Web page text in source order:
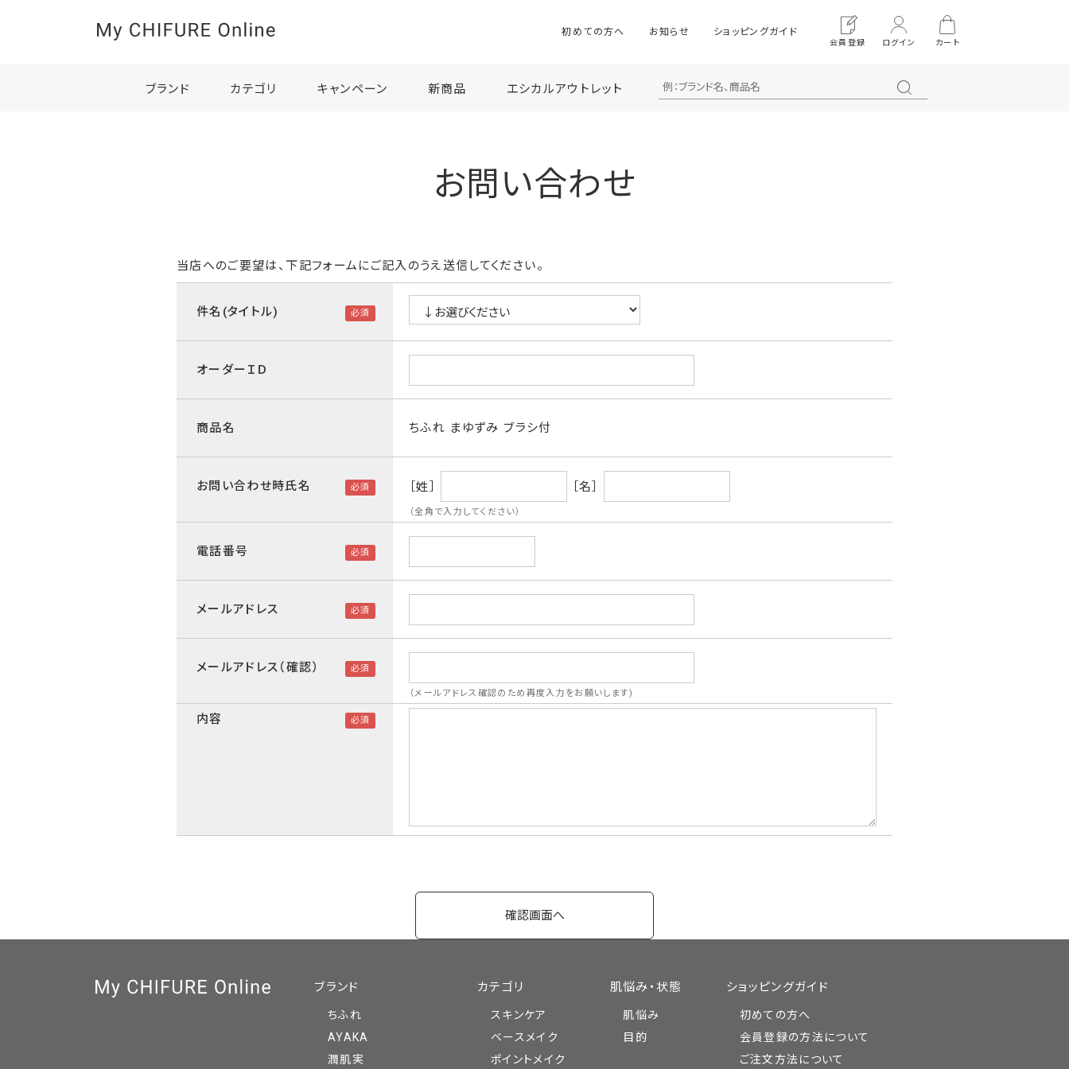
初めての方へ お知らせ ショッピングガイド
会員登録 ログイン カート
ブランド カテゴリ キャンペーン 新商品 エシカルアウトレット
お問い合わせ
当店へのご要望は、下記フォームにご記入のうえ送信してください。
件名(タイトル)
オーダーＩＤ
商品名 ちふれ まゆずみ ブラシ付
お問い合わせ時氏名 ［姓］ ［名］
（全角で入力してください）
電話番号
メールアドレス
メールアドレス（確認）
（メールアドレス確認のため再度入力をお願いします)
内容
ブランド
ちふれ
AYAKA
潤肌実
カテゴリ
スキンケア
ベースメイク
ポイントメイク
肌悩み・状態
肌悩み
目的
ショッピングガイド
初めての方へ
会員登録の方法について
ご注文方法について